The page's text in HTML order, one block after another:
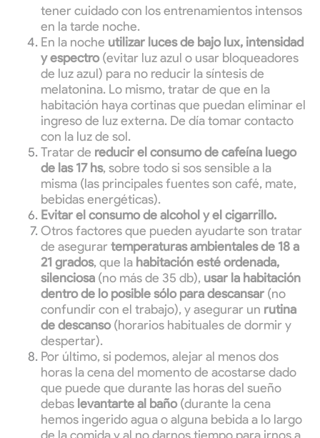
tener cuidado con los entrenamientos intensos
en la tarde noche.
En la noche utilizar luces de bajo lux, intensidad
y espectro(evitar luz azul o usar bloqueadores
de luz azul) para no reducir la síntesis de
melatonina. Lo mismo, tratar de que en la
habitación haya cortinas que puedan eliminar el
ingreso de luz externa. De día tomar contacto
con la luz de sol.
Tratar de reducir el consumo de cafeína luego
de las 17 hs, sobre todo si sos sensible a la
misma (las principales fuentes son café, mate,
bebidas energéticas).
Evitar el consumo de alcohol y el cigarrillo.
Otros factores que pueden ayudarte son tratar
de asegurartemperaturas ambientales de 18 a
21 grados, que la habitación esté ordenada,
silenciosa (no más de 35 db), usar la habitación
dentro de lo posible sólo para descansar (no
confundir con el trabajo), y asegurar un rutina
de descanso(horarios habituales de dormir y
despertar).
Por último, si podemos, alejar al menos dos
horas la cena del momento de acostarse dado
que puede que durante las horas del sueño
debas levantarte al baño(durante la cena
hemos ingerido agua o alguna bebida a lo largo